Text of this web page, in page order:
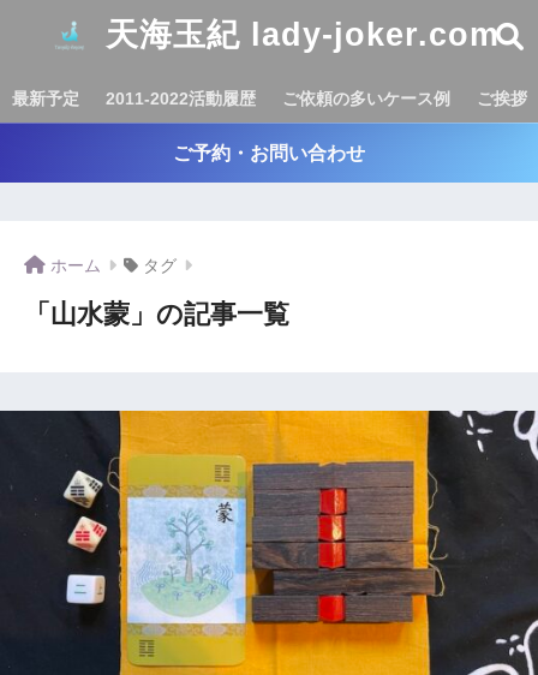
天海玉紀 lady-joker.com
最新予定 2011-2022活動履歴 ご依頼の多いケース例 ご挨拶
ご予約・お問い合わせ
ホーム タグ
「山水蒙」の記事一覧